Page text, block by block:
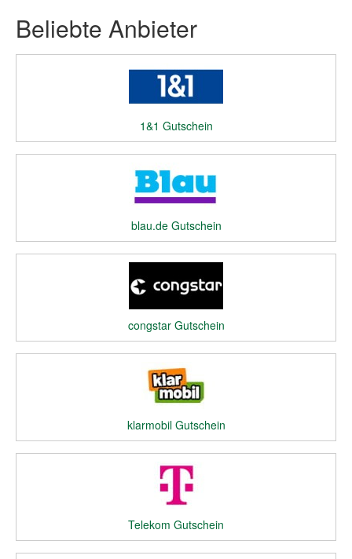
Beliebte Anbieter
1&1 Gutschein
blau.de Gutschein
congstar Gutschein
klarmobil Gutschein
Telekom Gutschein